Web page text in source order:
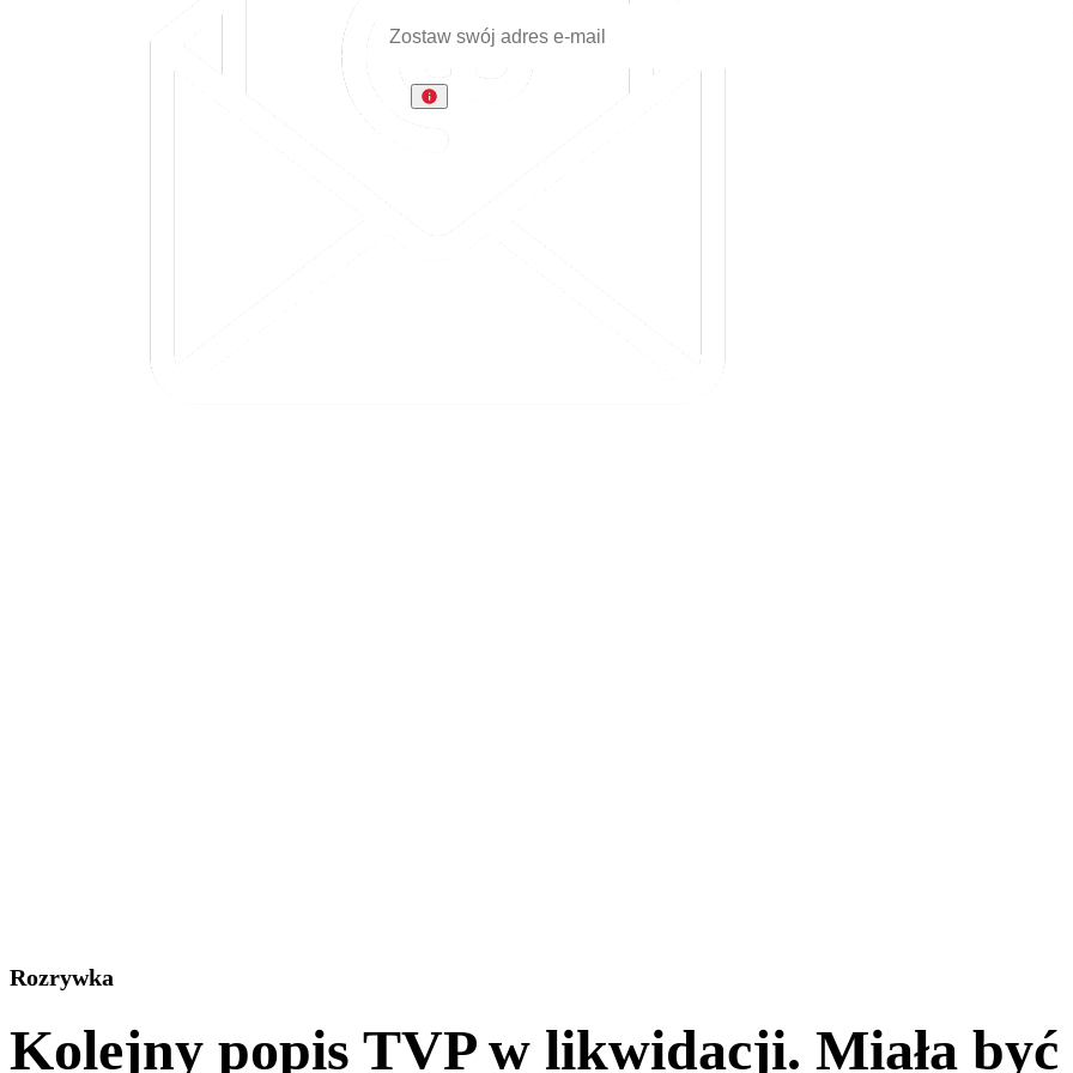
Rozrywka
Kolejny popis TVP w likwidacji. Miała być